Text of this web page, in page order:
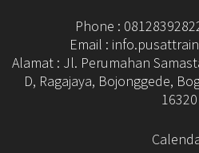
Phone :
Email :
Alamat : Jl. Perumahan
D, Ragajaya, Bojonggede,
16320